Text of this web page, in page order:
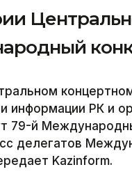
информации РК и
79-й
делегатов
Kazinform.